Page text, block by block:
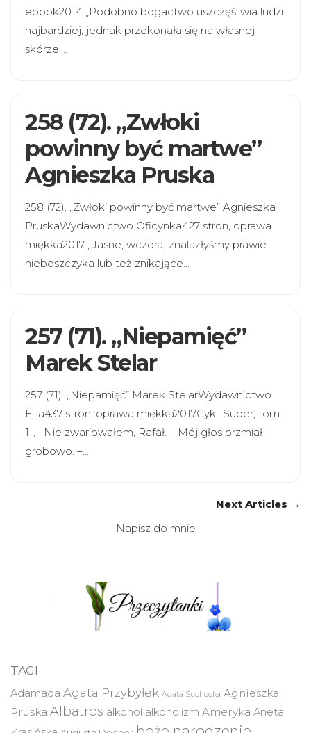
ebook2014 „Podobno bogactwo uszczęśliwia ludzi
najbardziej, jednak przekonała się na własnej
skórze,…
258 (72). „Zwłoki
powinny być martwe”
Agnieszka Pruska
258 (72). „Zwłoki powinny być martwe” Agnieszka
PruskaWydawnictwo Oficynka427 stron, oprawa
miękka2017 „Jasne, wczoraj znalazłyśmy prawie
nieboszczyka lub też znikające…
257 (71). „Niepamięć”
Marek Stelar
257 (71). „Niepamięć” Marek StelarWydawnictwo
Filia437 stron, oprawa miękka2017Cykl: Suder, tom
1 „– Nie zwariowałem, Rafał. – Mój głos brzmiał
grobowo. –…
Next Articles →
Napisz do mnie
TAGI
Adamada Agata Przybyłek Agata Suchocka Agnieszka
Pruska Albatros alkohol alkoholizm Ameryka Aneta